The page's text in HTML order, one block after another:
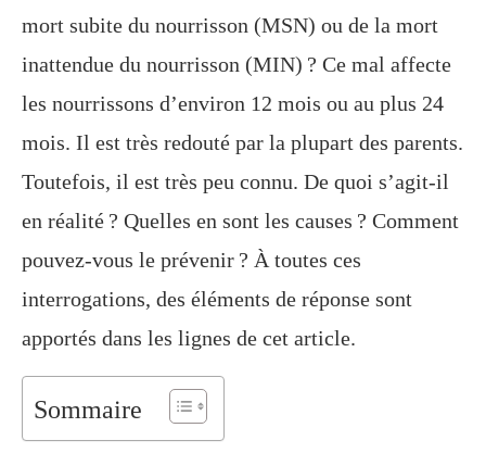
mort subite du nourrisson (MSN) ou de la mort
inattendue du nourrisson (MIN) ? Ce mal affecte
les nourrissons d’environ 12 mois ou au plus 24
mois. Il est très redouté par la plupart des parents.
Toutefois, il est très peu connu. De quoi s’agit-il
en réalité ? Quelles en sont les causes ? Comment
pouvez-vous le prévenir ? À toutes ces
interrogations, des éléments de réponse sont
apportés dans les lignes de cet article.
Sommaire